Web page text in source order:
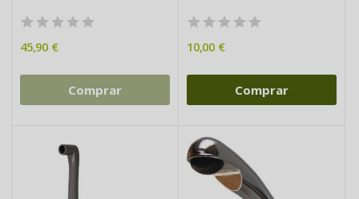
45,90 €
Comprar
10,00 €
Comprar